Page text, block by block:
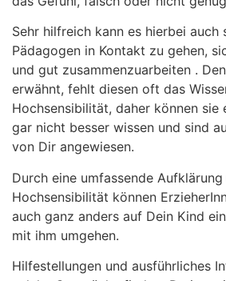
Sehr hilfreich kann es hierbei auch
Pädagogen in Kontakt zu gehen,
und gut zusammenzuarbeiten .
erwähnt, fehlt diesen oft das
Hochsensibilität, daher können sie
gar nicht besser wissen und sind
von Dir angewiesen.
Durch eine umfassende
Hochsensibilität können
auch ganz anders auf Dein Kind
mit ihm umgehen.
Hilfestellungen und ausführliches